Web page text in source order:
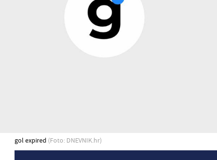
gol expired (Foto: DNEVNIK.hr)